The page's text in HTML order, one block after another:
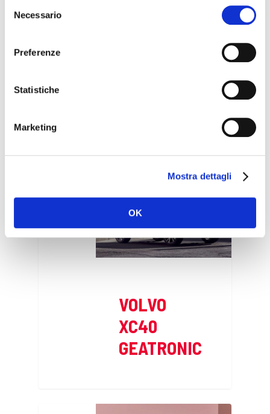
delNecessario
Preferenze
Statistiche
Marketing
Mostra dettagli
OK
VOLVO
XC40
GEATRONIC